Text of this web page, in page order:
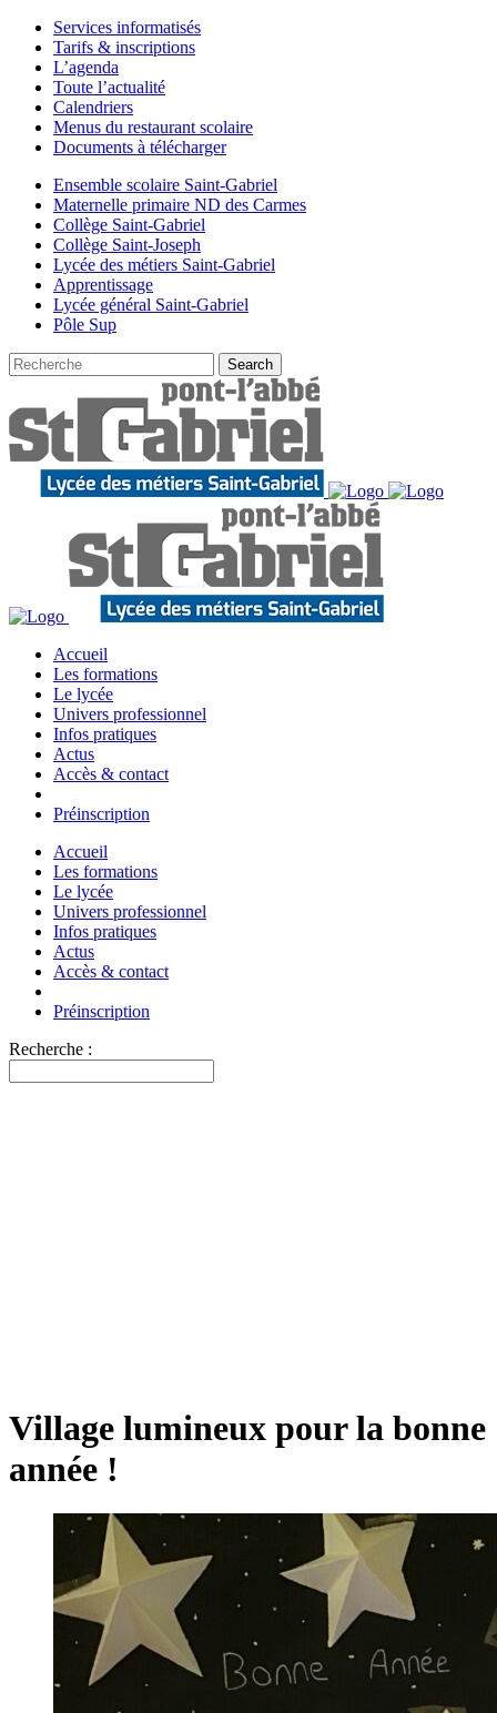
Services informatisés
Tarifs & inscriptions
L’agenda
Toute l’actualité
Calendriers
Menus du restaurant scolaire
Documents à télécharger
Ensemble scolaire Saint-Gabriel
Maternelle primaire ND des Carmes
Collège Saint-Gabriel
Collège Saint-Joseph
Lycée des métiers Saint-Gabriel
Apprentissage
Lycée général Saint-Gabriel
Pôle Sup
Accueil
Les formations
Le lycée
Univers professionnel
Infos pratiques
Actus
Accès & contact
Préinscription
Accueil
Les formations
Le lycée
Univers professionnel
Infos pratiques
Actus
Accès & contact
Préinscription
Recherche :
Village lumineux pour la bonne
année !